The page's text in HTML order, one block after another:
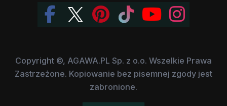
Copyright ©, AGAWA.PL Sp. z o.o. Wszelkie Prawa
Zastrzeżone. Kopiowanie bez pisemnej zgody jest
zabronione.